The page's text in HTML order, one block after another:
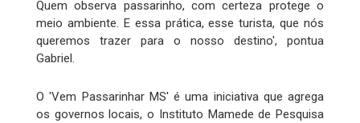
Quem observa passarinho, com certeza protege o
meio ambiente. E essa prática, esse turista, que nós
queremos trazer para o nosso destino', pontua
Gabriel.
O 'Vem Passarinhar MS' é uma iniciativa que agrega
os governos locais, o Instituto Mamede de Pesquisa